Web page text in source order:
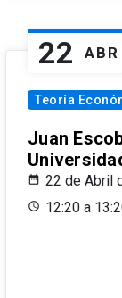
22 ABR
Teoría
Juan
22 de Abril
12:20 a